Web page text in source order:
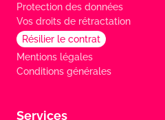
Protection des données
Vos droits de rétractation
Résilier le contrat
Mentions légales
Conditions générales
Services